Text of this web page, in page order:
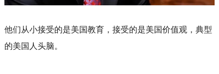
他们从小接受的是美国教育，接受的是美国价值观，典型
的美国人头脑。